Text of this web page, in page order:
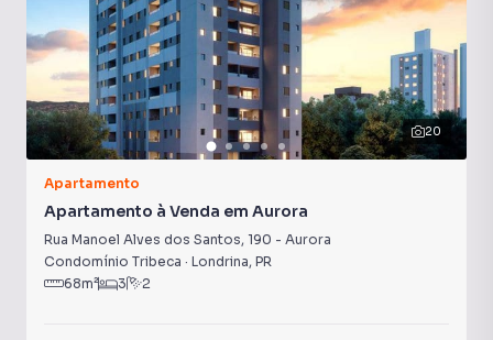
20
Apartamento
Apartamento à Venda em Aurora
Rua Manoel Alves dos Santos, 190 - Aurora
Condomínio Tribeca · Londrina, PR
68m² 3 2